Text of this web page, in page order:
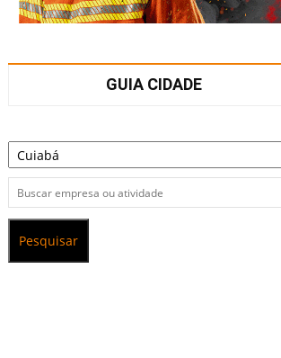
GUIA CIDADE
Pesquisar